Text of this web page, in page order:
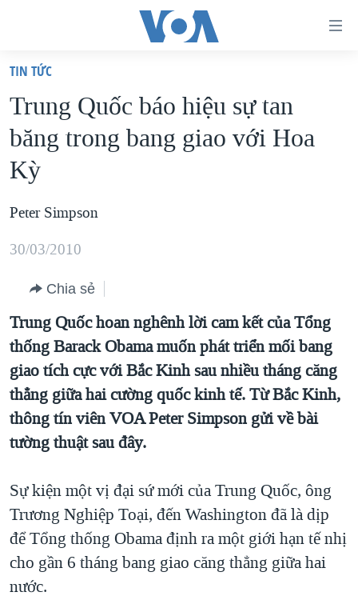
truy
cập
Tới
nội
dung
chính
điều
hướng
Đi
tới
"Tìm"
VIỆT NAM
HOA KỲ
BIỂN ĐÔNG
THẾ GIỚI
DIỄN ĐÀN
MỤC
TỰ DO BÁO CHÍ
VẠCH TRẦN TIN GIẢ
NGƯỜI VIỆT HẢI NGOẠI
ĐỜI SỐNG
KINH TẾ
SỨC KHOẺ
VĂN HOÁ
THỂ THAO
CHUYÊN ĐỀ
CHIẾN TRANH THƯƠNG MẠI CỦA MỸ: QUÁ KHỨ VÀ HIỆN
HÀNH TRÌNH BẦU CỬ 2024
MỘT NĂM CHIẾN TRANH TẠI DẢI GAZA
GIẢI MÃ VÀNH ĐAI & CON ĐƯỜNG
TRỊNH VĨNH BÌNH - NGƯỜI HẠ 'BÊN THẮNG CUỘC'
GROUND ZERO – XƯA VÀ NAY
CHI PHÍ CHIẾN TRANH AFGHANISTAN
CÁC GIÁ TRỊ CỘNG HÒA Ở VIỆT NAM
HỌC TIẾNG ANH
VIDEO
NGHE
MẠNG XÃ HỘI
Ngôn ngữ khác
TIN TỨC
Trung Quốc báo hiệu sự tan
băng trong bang giao với Hoa
Kỳ
Peter Simpson
30/03/2010
Chia sẻ
Trung Quốc hoan nghênh lời cam kết của Tổng
thống Barack Obama muốn phát triển mối bang
giao tích cực với Bắc Kinh sau nhiều tháng căng
thẳng giữa hai cường quốc kinh tế. Từ Bắc Kinh,
thông tín viên VOA Peter Simpson gửi về bài
tường thuật sau đây.
Sự kiện một vị đại sứ mới của Trung Quốc, ông
Trương Nghiệp Toại, đến Washington đã là dịp
để Tổng thống Obama định ra một giới hạn tế nhị
cho gần 6 tháng bang giao căng thẳng giữa hai
nước.